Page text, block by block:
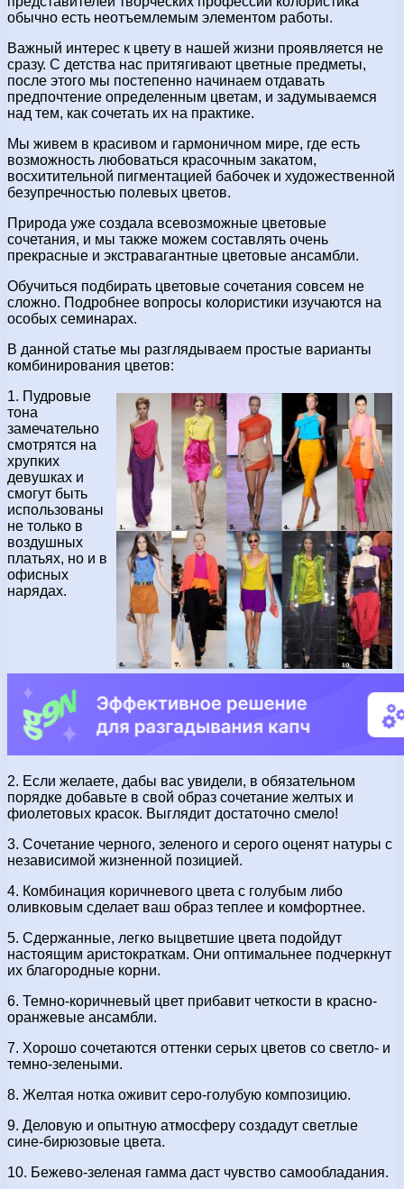
обычно есть неотъемлемым элементом работы.
Важный интерес к цвету в нашей жизни проявляется не
сразу. С детства нас притягивают цветные предметы,
после этого мы постепенно начинаем отдавать
предпочтение определенным цветам, и задумываемся
над тем, как сочетать их на практике.
Мы живем в красивом и гармоничном мире, где есть
возможность любоваться красочным закатом,
восхитительной пигментацией бабочек и художественной
безупречностью полевых цветов.
Природа уже создала всевозможные цветовые
сочетания, и мы также можем составлять очень
прекрасные и экстравагантные цветовые ансамбли.
Обучиться подбирать цветовые сочетания совсем не
сложно. Подробнее вопросы колористики изучаются на
особых семинарах.
В данной статье мы разглядываем простые варианты
комбинирования цветов:
1. Пудровые
тона
замечательно
смотрятся на
хрупких
девушках и
смогут быть
использованы
не только в
воздушных
платьях, но и в
офисных
нарядах.
2. Если желаете, дабы вас увидели, в обязательном
порядке добавьте в свой образ сочетание желтых и
фиолетовых красок. Выглядит достаточно смело!
3. Сочетание черного, зеленого и серого оценят натуры с
независимой жизненной позицией.
4. Комбинация коричневого цвета с голубым либо
оливковым сделает ваш образ теплее и комфортнее.
5. Сдержанные, легко выцветшие цвета подойдут
настоящим аристократкам. Они оптимальнее подчеркнут
их благородные корни.
6. Темно-коричневый цвет прибавит четкости в красно-
оранжевые ансамбли.
7. Хорошо сочетаются оттенки серых цветов со светло- и
темно-зелеными.
8. Желтая нотка оживит серо-голубую композицию.
9. Деловую и опытную атмосферу создадут светлые
сине-бирюзовые цвета.
10. Бежево-зеленая гамма даст чувство самообладания.